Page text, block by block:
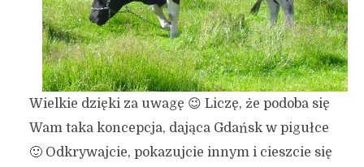
Wielkie dzięki za uwagę 😉 Liczę, że podoba się
Wam taka koncepcja, dająca Gdańsk w pigułce
🙂 Odkrywajcie, pokazujcie innym i cieszcie się